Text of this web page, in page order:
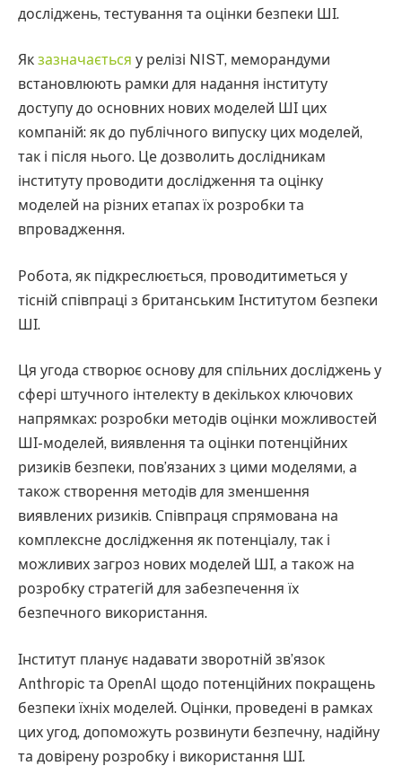
досліджень, тестування та оцінки безпеки ШІ.
Як зазначається у релізі NIST, меморандуми
встановлюють рамки для надання інституту
доступу до основних нових моделей ШІ цих
компаній: як до публічного випуску цих моделей,
так і після нього. Це дозволить дослідникам
інституту проводити дослідження та оцінку
моделей на різних етапах їх розробки та
впровадження.
Робота, як підкреслюється, проводитиметься у
тісній співпраці з британським Інститутом безпеки
ШІ.
Ця угода створює основу для спільних досліджень у
сфері штучного інтелекту в декількох ключових
напрямках: розробки методів оцінки можливостей
ШІ-моделей, виявлення та оцінки потенційних
ризиків безпеки, пов’язаних з цими моделями, а
також створення методів для зменшення
виявлених ризиків. Співпраця спрямована на
комплексне дослідження як потенціалу, так і
можливих загроз нових моделей ШІ, а також на
розробку стратегій для забезпечення їх
безпечного використання.
Інститут планує надавати зворотній зв’язок
Anthropic та OpenAI щодо потенційних покращень
безпеки їхніх моделей. Оцінки, проведені в рамках
цих угод, допоможуть розвинути безпечну, надійну
та довірену розробку і використання ШІ.